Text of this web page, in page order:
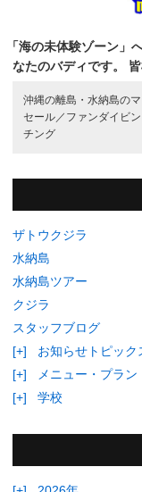
「海の未体験ゾーン」
なたのバディです。
沖縄の離島・水納島の
セール／ ファンダイビ
チング
ザトウクジラ
水納島
水納島ツアー
クジラ
スタッフブログ
[+]
お知らせトピック
[+]
メニュー・プラン
[+]
学校